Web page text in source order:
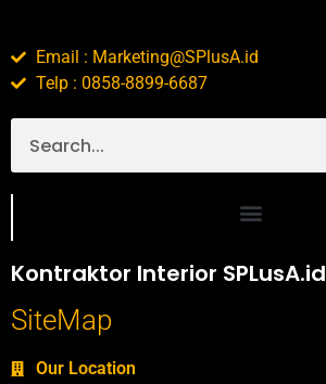
Email : Marketing@SPlusA.id
Telp : 0858-8899-6687
Kontraktor Interior SPLusA.id
SiteMap
Our Location